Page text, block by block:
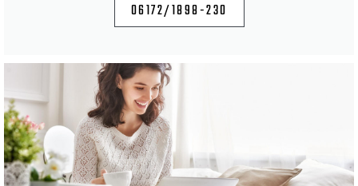
06172/1898-230